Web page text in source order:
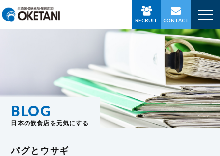
RECRUIT CONTACT
BLOG
日本の飲食店を元気にする
パグとウサギ